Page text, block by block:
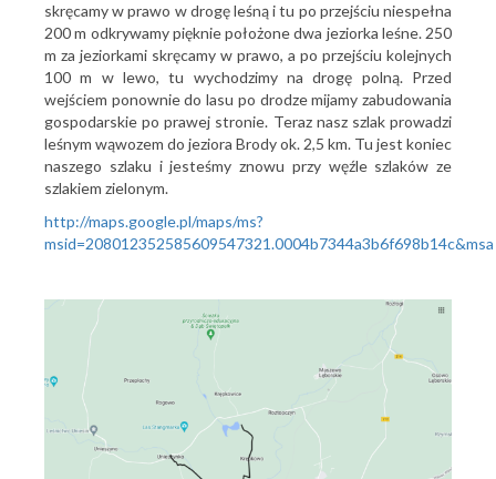
skręcamy w prawo w drogę leśną i tu po przejściu niespełna
200 m odkrywamy pięknie położone dwa jeziorka leśne. 250
m za jeziorkami skręcamy w prawo, a po przejściu kolejnych
100 m w lewo, tu wychodzimy na drogę polną. Przed
wejściem ponownie do lasu po drodze mijamy zabudowania
gospodarskie po prawej stronie. Teraz nasz szlak prowadzi
leśnym wąwozem do jeziora Brody ok. 2,5 km. Tu jest koniec
naszego szlaku i jesteśmy znowu przy węźle szlaków ze
szlakiem zielonym.
http://maps.google.pl/maps/ms?
msid=208012352585609547321.0004b7344a3b6f698b14c&msa